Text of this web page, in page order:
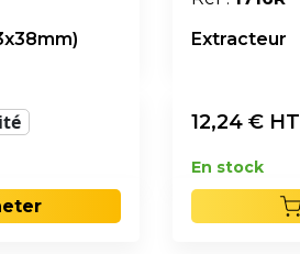
Extracteur
12,24 € HT
En stock